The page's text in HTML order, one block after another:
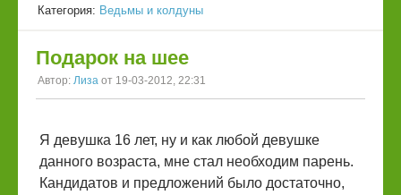
Категория: Ведьмы и колдуны
Подарок на шее
Автор: Лиза от 19-03-2012, 22:31
Я девушка 16 лет, ну и как любой девушке
данного возраста, мне стал необходим парень.
Кандидатов и предложений было достаточно,